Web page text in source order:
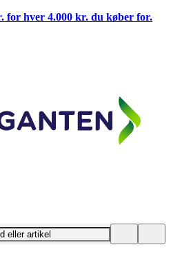
for hver 4.000 kr. du køber for.